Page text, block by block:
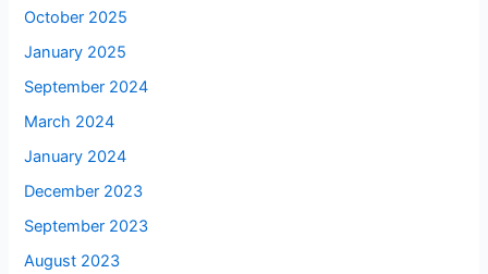
October 2025
January 2025
September 2024
March 2024
January 2024
December 2023
September 2023
August 2023